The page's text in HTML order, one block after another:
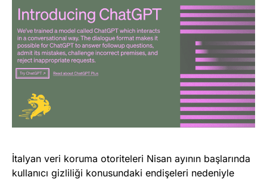
İtalyan veri koruma otoriteleri Nisan ayının başlarında
kullanıcı gizliliği konusundaki endişeleri nedeniyle